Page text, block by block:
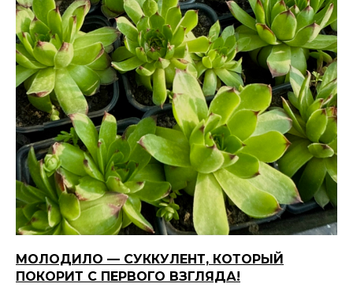
МОЛОДИЛО — СУККУЛЕНТ, КОТОРЫЙ
ПОКОРИТ С ПЕРВОГО ВЗГЛЯДА!